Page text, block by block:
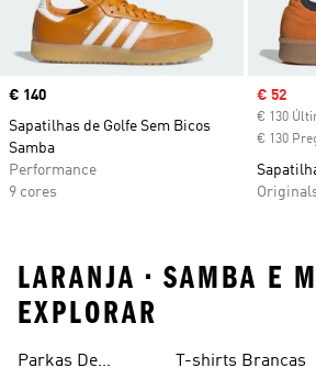
Price
€ 140
Sapatilhas de Golfe Sem Bicos
Samba
Performance
9 cores
Sale
€ 52
€ 130
€ 130
LARANJA • SAMBA E
EXPLORAR
Parkas De
T-shirts Brancas